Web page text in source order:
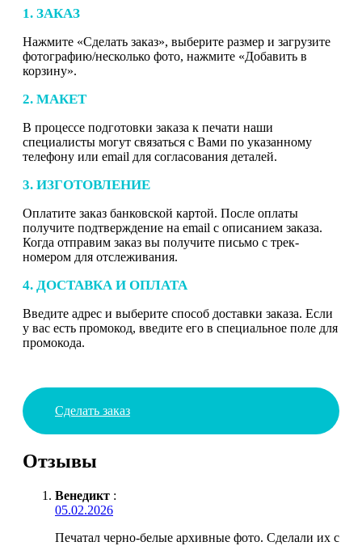
1. ЗАКАЗ
Нажмите «Сделать заказ», выберите размер и загрузите
фотографию/несколько фото, нажмите «Добавить в
корзину».
2. МАКЕТ
В процессе подготовки заказа к печати наши
специалисты могут связаться с Вами по указанному
телефону или email для согласования деталей.
3. ИЗГОТОВЛЕНИЕ
Оплатите заказ банковской картой. После оплаты
получите подтверждение на email с описанием заказа.
Когда отправим заказ вы получите письмо с трек-
номером для отслеживания.
4. ДОСТАВКА И ОПЛАТА
Введите адрес и выберите способ доставки заказа. Если
у вас есть промокод, введите его в специальное поле для
промокода.
Сделать заказ
Отзывы
Венедикт :
05.02.2026
Печатал черно-белые архивные фото. Сделали их с